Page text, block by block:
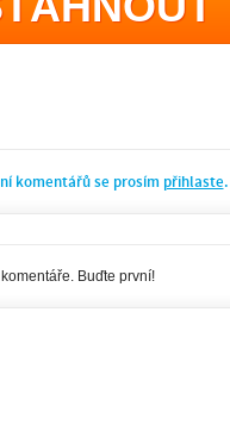
komentářů se prosím přihlaste.
Buďte první!